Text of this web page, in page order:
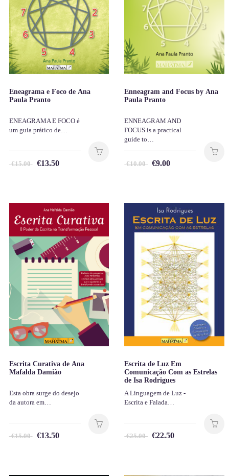
Eneagrama e Foco de Ana
Paula Pranto
ENEAGRAMA E FOCO é
um guia prático de…
€15.00 €13.50
Enneagram and Focus by Ana
Paula Pranto
ENNEAGRAM AND
FOCUS is a practical
guide to…
€10.00 €9.00
Escrita Curativa de Ana
Mafalda Damião
Esta obra surge do desejo
da autora em…
€15.00 €13.50
Escrita de Luz Em
Comunicação Com as Estrelas
de Isa Rodrigues
A Linguagem de Luz -
Escrita e Falada…
€25.00 €22.50